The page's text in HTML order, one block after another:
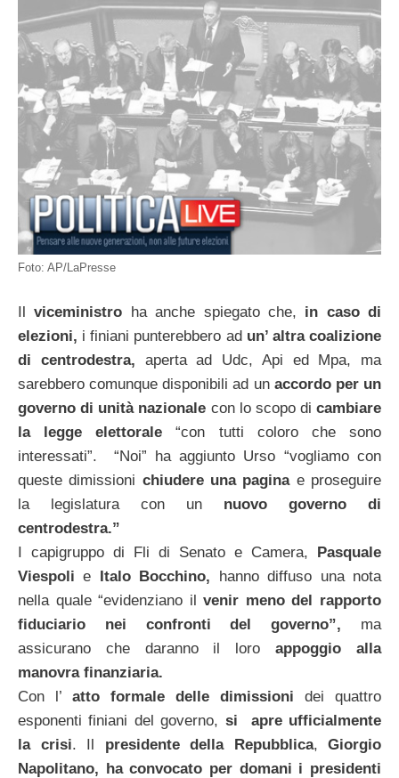
Foto: AP/LaPresse
Ilviceministro ha anche spiegato che, in caso di
elezioni, i finiani punterebbero ad un’ altra coalizione
di
centrodestra, aperta ad Udc, Api ed Mpa, ma
sarebbero comunque disponibili ad un accordo per un
governo di unità nazionale con lo scopo di cambiare
la legge elettorale “con tutti coloro che sono
interessati”. “Noi” ha aggiunto Urso “vogliamo con
queste dimissioni chiudere una paginae proseguire
la legislatura con un nuovo governo di
centrodestra.”
I capigruppo di Fli di Senato e Camera, Pasquale
Viespoli e Italo Bocchino, hanno diffuso una nota
nella quale “evidenziano ilvenir meno del rapporto
fiduciario nei confronti del governo”, ma
assicurano che daranno il loroappoggio alla
manovra finanziaria.
Con l’ atto formale delle dimissioni dei quattro
esponenti finiani del governo, si apre ufficialmente
la crisi. Il presidente della Repubblica, Giorgio
Napolitano, ha convocato per domani i presidenti